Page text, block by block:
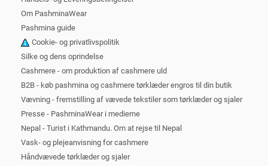
Om PashminaWear
Pashmina guide
Cookie- og privatlivspolitik
Silke og dens oprindelse
Cashmere - om produktion af cashmere uld
B2B - køb pashmina og cashmere tørklæder engros til din butik
Vævning - fremstilling af vævede tekstiler som tørklæder og sjaler
Presse - PashminaWear i medierne
Nepal - Turist i Kathmandu. Om at rejse til Nepal
Vask- og plejeanvisning for cashmere
Håndvævede tørklæder og sjaler